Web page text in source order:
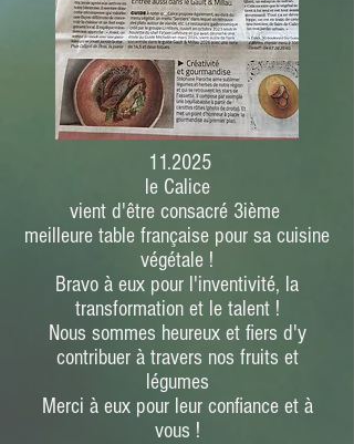
11.2025
le Calice
vient d'être consacré 3ième
meilleure table française pour sa cuisine
végétale !
Bravo à eux pour l'inventivité, la
transformation et le talent !
Nous sommes heureux et fiers d'y
contribuer à travers nos fruits et
légumes
Merci à eux pour leur confiance et à
vous !